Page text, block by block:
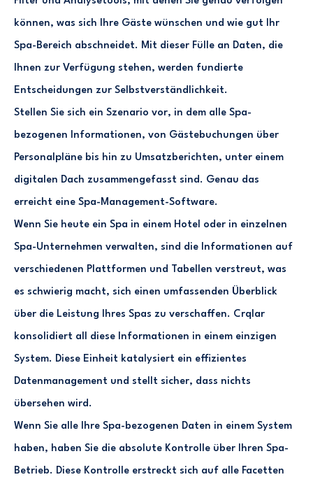
können, was sich Ihre Gäste wünschen und wie gut Ihr
Spa-Bereich abschneidet. Mit dieser Fülle an Daten, die
Ihnen zur Verfügung stehen, werden fundierte
Entscheidungen zur Selbstverständlichkeit.
Stellen Sie sich ein Szenario vor, in dem alle Spa-
bezogenen Informationen, von Gästebuchungen über
Personalpläne bis hin zu Umsatzberichten, unter einem
digitalen Dach zusammengefasst sind. Genau das
erreicht eine Spa-Management-Software.
Wenn Sie heute ein Spa in einem Hotel oder in einzelnen
Spa-Unternehmen verwalten, sind die Informationen auf
verschiedenen Plattformen und Tabellen verstreut, was
es schwierig macht, sich einen umfassenden Überblick
über die Leistung Ihres Spas zu verschaffen. Crqlar
konsolidiert all diese Informationen in einem einzigen
System. Diese Einheit katalysiert ein effizientes
Datenmanagement und stellt sicher, dass nichts
übersehen wird.
Wenn Sie alle Ihre Spa-bezogenen Daten in einem System
haben, haben Sie die absolute Kontrolle über Ihren Spa-
Betrieb. Diese Kontrolle erstreckt sich auf alle Facetten